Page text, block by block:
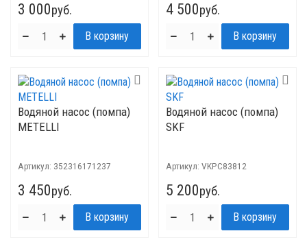
3 000руб. 4 500руб.
Водяной насос (помпа)
METELLI
Артикул: 352316171237
3 450руб.
Водяной насос (помпа)
SKF
Артикул: VKPC83812
5 200руб.